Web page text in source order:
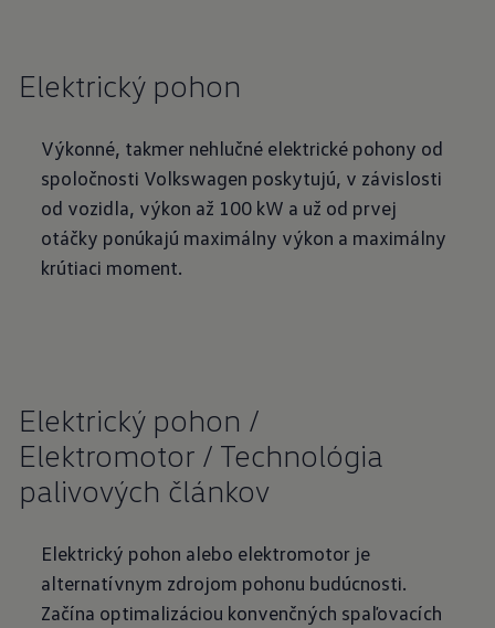
Elektrický pohon
Výkonné, takmer nehlučné elektrické pohony od
spoločnosti Volkswagen poskytujú, v závislosti
od vozidla, výkon až 100 kW a už od prvej
otáčky ponúkajú maximálny výkon a maximálny
krútiaci moment.
Elektrický pohon /
Elektromotor / Technológia
palivových článkov
Elektrický pohon alebo elektromotor je
alternatívnym zdrojom pohonu budúcnosti.
Začína optimalizáciou konvenčných spaľovacích